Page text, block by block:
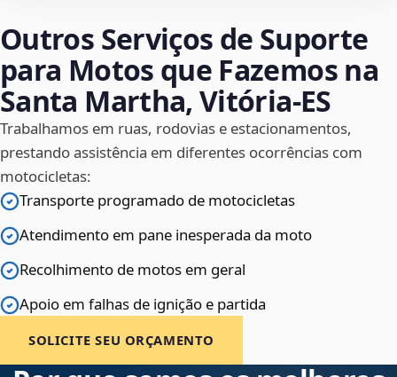
Outros Serviços de Suporte
para Motos que Fazemos na
Santa Martha, Vitória‑ES
Trabalhamos em ruas, rodovias e estacionamentos,
prestando assistência em diferentes ocorrências com
motocicletas:
Transporte programado de motocicletas
Atendimento em pane inesperada da moto
Recolhimento de motos em geral
Apoio em falhas de ignição e partida
SOLICITE SEU ORÇAMENTO